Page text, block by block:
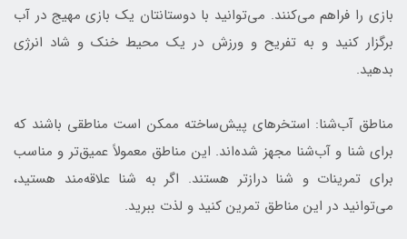
بازی را فراهم می‌کنند. می‌توانید با دوستانتان یک بازی مهیج در آب
برگزار کنید و به تفریح و ورزش در یک محیط خنک و شاد انرژی
بدهید.
مناطق آب‌شنا: استخرهای پیش‌ساخته ممکن است مناطقی باشند که
برای شنا و آب‌شنا مجهز شده‌اند. این مناطق معمولاً عمیق‌تر و مناسب
برای تمرینات و شنا درازتر هستند. اگر به شنا علاقه‌مند هستید،
می‌توانید در این مناطق تمرین کنید و لذت ببرید.